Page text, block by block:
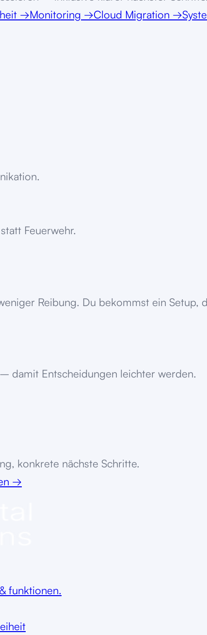
→Monitoring →Cloud Migration →
Feuerwehr.
Reibung. Du bekommst ein Setup,
damit Entscheidungen leichter werden.
konkrete nächste Schritte.
→
funktionen.